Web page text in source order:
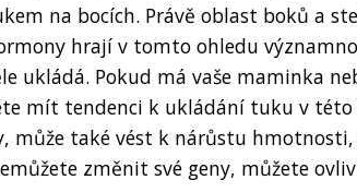
na bocích. Právě oblast boků a
hrají v tomto ohledu
ukládá. Pokud má vaše maminka
mít tendenci k ukládání tuku v
může také vést k nárůstu
změnit své geny, můžete